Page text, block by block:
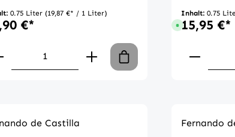
Wert ein oder benutze
0.75 Liter (19,87 €* / 1 Liter)
verfügbar, Lieferzeit: 1-3 Tage
€*
Anzahl: Gib den
Inhalt: 0.75
Sofort
15,95 €*
de Castilla Fernando